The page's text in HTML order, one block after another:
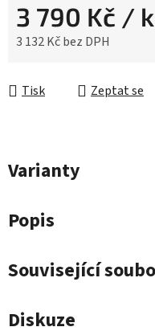
3 790 Kč /
3 132 Kč bez DPH
Tisk
Zeptat se
Varianty
Popis
Související
Diskuze